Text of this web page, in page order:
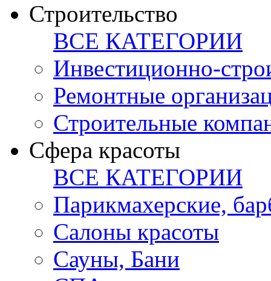
Строительство
ВСЕ КАТЕГОРИИ
Инвестиционно-
Ремонтные
Строительные
Сфера красоты
ВСЕ КАТЕГОРИИ
Парикмахерские,
Салоны красоты
Сауны, Бани